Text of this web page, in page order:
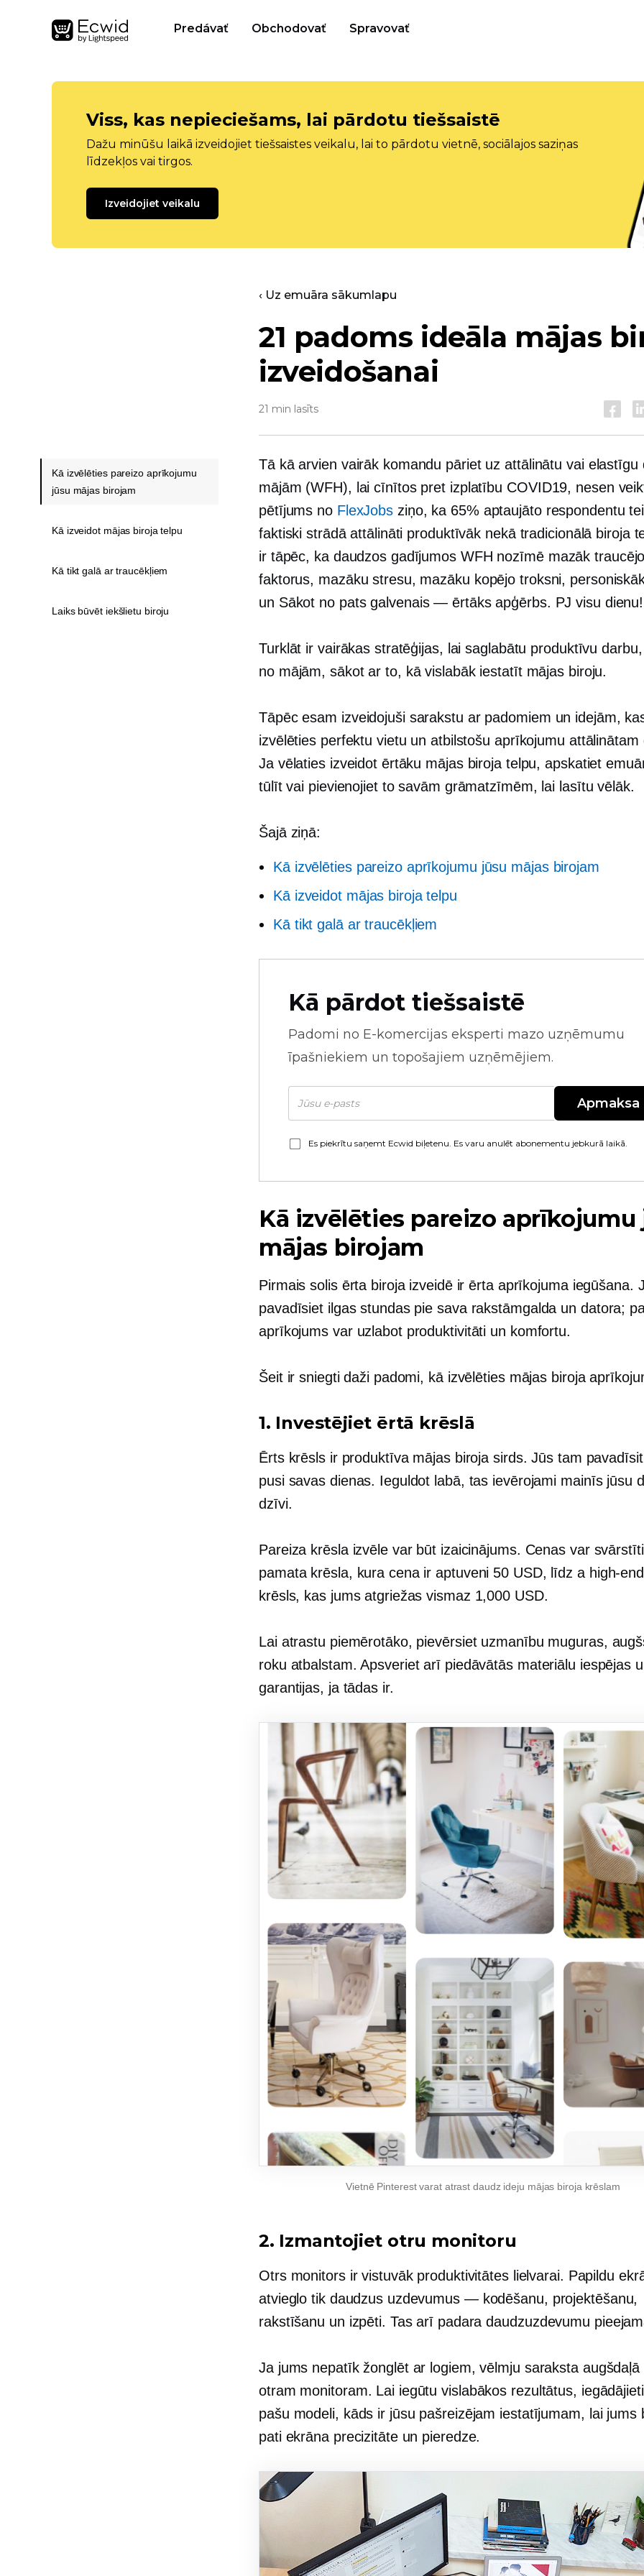
Predávať Obchodovať Spravovať
Viss, kas nepieciešams, lai pārdotu tiešsaistē
Dažu minūšu laikā izveidojiet tiešsaistes veikalu, lai to pārdotu vietnē, sociālajos saziņas
līdzekļos vai tirgos.
Izveidojiet veikalu
‹ Uz emuāra sākumlapu
21 padoms ideāla mājas
izveidošanai
21 min lasīts
Tā kā arvien vairāk komandu pāriet uz attālinātu vai elastīgu
mājām (WFH), lai cīnītos pret izplatību COVID19, nesen
pētījums no FlexJobs ziņo, ka 65% aptaujāto respondentu
faktiski strādā attālināti produktīvāk nekā tradicionālā biroja
ir tāpēc, ka daudzos gadījumos WFH nozīmē mazāk
faktorus, mazāku stresu, mazāku kopējo troksni,
un Sākot nopats galvenais — ērtāks apģērbs. PJ visu dienu!
Turklāt ir vairākas stratēģijas, lai saglabātu produktīvu
no mājām, sākot ar to, kā vislabāk iestatīt mājas biroju.
Tāpēc esam izveidojuši sarakstu ar padomiem un idejām,
izvēlēties perfektu vietu un atbilstošu aprīkojumu attālinātam
Ja vēlaties izveidot ērtāku mājas biroja telpu, apskatiet
tūlīt vai pievienojiet to savām grāmatzīmēm, lai lasītu vēlāk.
Šajā ziņā:
Kā izvēlēties pareizo aprīkojumu jūsu mājas birojam
Kā izveidot mājas biroja telpu
Kā tikt galā ar traucēkļiem
Kā pārdot tiešsaistē
Padomi no E-komercijas eksperti mazo uzņēmumu
īpašniekiem un topošajiem uzņēmējiem.
Apmaksa
Es piekrītu saņemt Ecwid biļetenu. Es varu anulēt abonementu jebkurā laikā.
Kā izvēlēties pareizo aprīkojumu
mājas birojam
Pirmais solis ērta biroja izveidē ir ērta aprīkojuma iegūšana.
pavadīsiet ilgas stundas pie sava rakstāmgalda un datora;
aprīkojums var uzlabot produktivitāti un komfortu.
Šeit ir sniegti daži padomi, kā izvēlēties mājas biroja
1. Investējiet ērtā krēslā
Ērts krēsls ir produktīva mājas biroja sirds. Jūs tam
pusi savas dienas. Ieguldot labā, tas ievērojami mainīs jūsu
dzīvi.
Pareiza krēsla izvēle var būt izaicinājums. Cenas var
pamata krēsla, kura cena ir aptuveni 50 USD, līdz a high-end
krēsls, kas jums atgriežas vismaz 1,000 USD.
Lai atrastu piemērotāko, pievērsiet uzmanību muguras,
roku atbalstam. Apsveriet arī piedāvātās materiālu iespējas
garantijas, ja tādas ir.
Vietnē Pinterest varat atrast daudz ideju mājas biroja krēslam
2. Izmantojiet otru monitoru
Otrs monitors ir vistuvāk produktivitātes lielvarai. Papildu
atvieglo tik daudzus uzdevumus — kodēšanu, projektēšanu,
rakstīšanu un izpēti. Tas arī padaradaudzuzdevumu
Ja jums nepatīk žonglēt ar logiem, vēlmju saraksta augšdaļā
otram monitoram. Lai iegūtu vislabākos rezultātus,
pašu modeli, kāds ir jūsu pašreizējam iestatījumam, lai jums
pati ekrāna precizitāte un pieredze.
Kā izvēlēties pareizo aprīkojumu
jūsu mājas birojam
Kā izveidot mājas biroja telpu
Kā tikt galā ar traucēkļiem
Laiks būvēt iekšlietu biroju